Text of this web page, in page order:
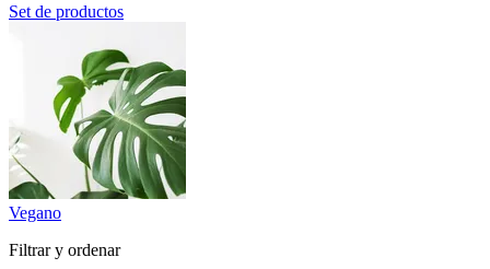
Set de productos
Vegano
Filtrar y ordenar